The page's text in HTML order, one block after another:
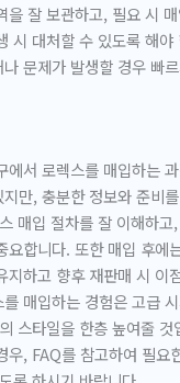
을 잘 보관하고, 필요 시
시 대처할 수 있도록 해
문제가 발생할 경우 빠
에서 로렉스를 매입하는
만, 충분한 정보와 준비
매입 절차를 잘 이해하고
요합니다. 또한 매입 후에
지하고 향후 재판매 시 이
매입하는 경험은 고급
스타일을 한층 높여줄 것
우, FAQ를 참고하여 필요